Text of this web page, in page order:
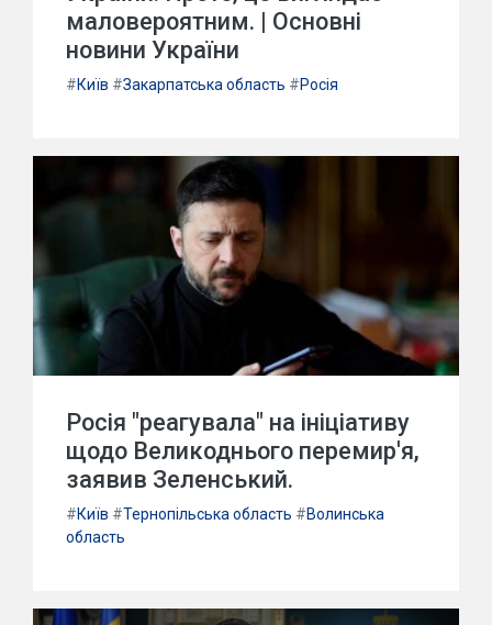
маловероятним. | Основні
новини України
#Київ #Закарпатська область #Росія
Росія "реагувала" на ініціативу
щодо Великоднього перемир'я,
заявив Зеленський.
#Київ #Тернопільська область #Волинська
область